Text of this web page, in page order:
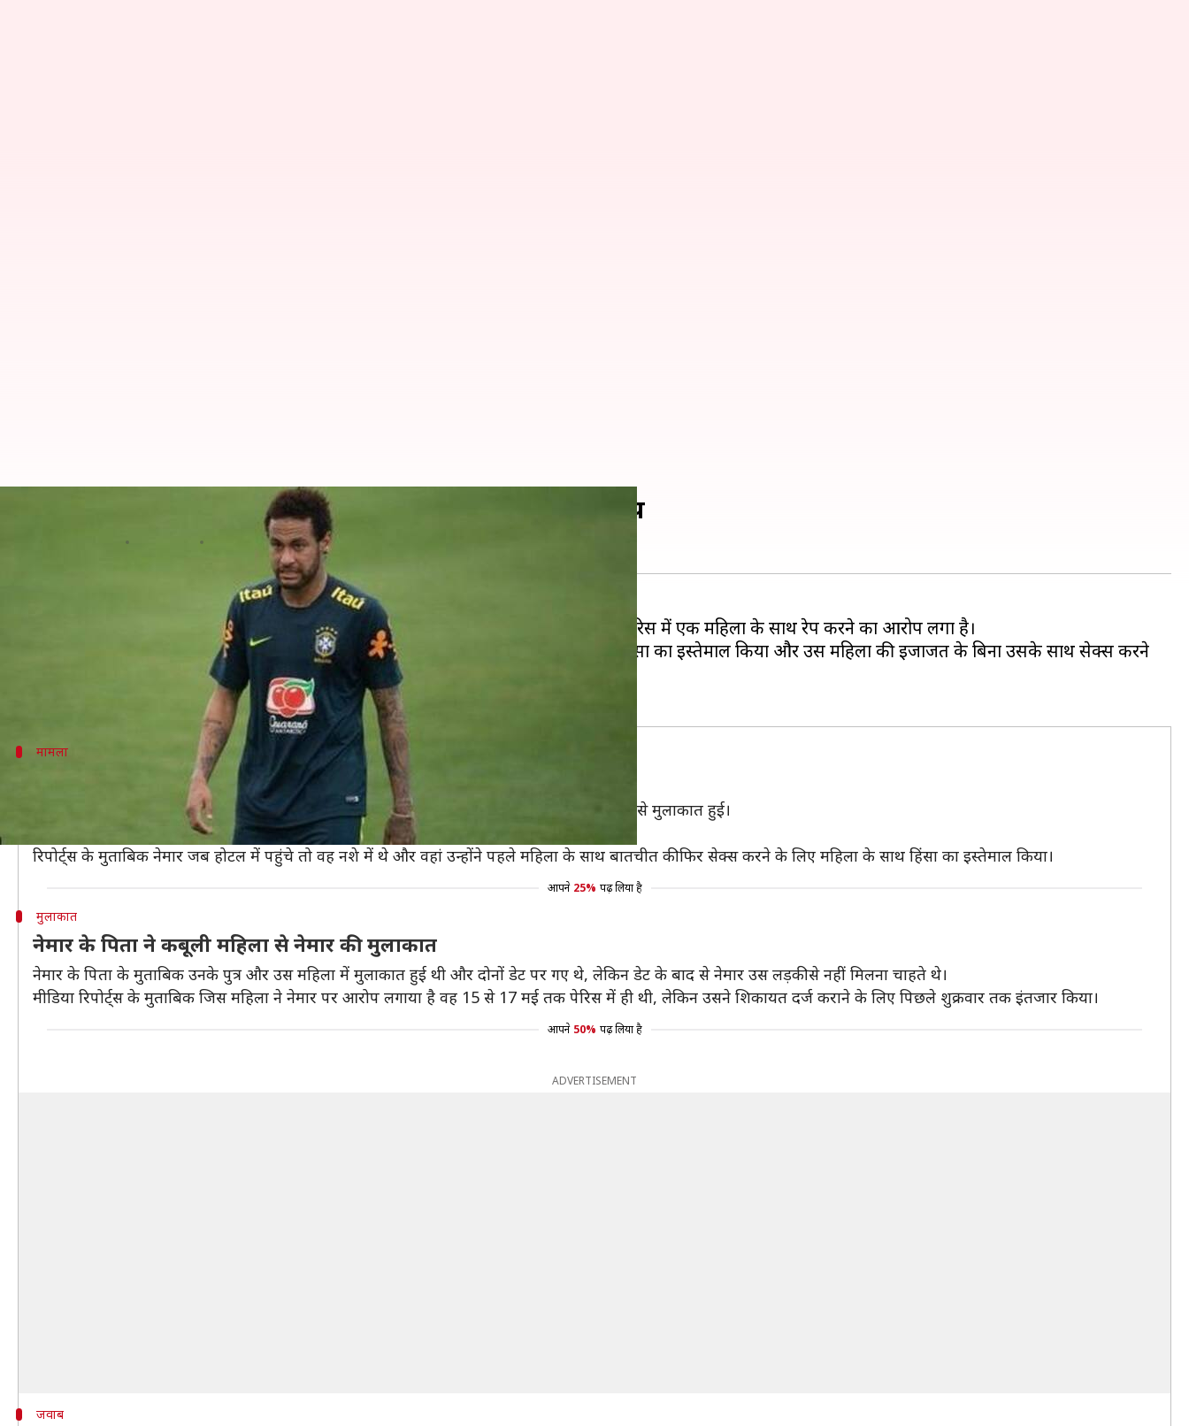
ब्राज़ीलियन स्टार नेमार पर लगा महिला के साथ रेप करने का आरोप
शनिवार को आई ब्राज़ीलियन मीडिया की रिपोर्ट्स के मुताबिक ब्राज़ील के स्टार फुटबॉलर नेमार पर पेरिस में एक महिला के साथ रेप करने का आरोप लगा है।
साओ पाउलो पुलिस के पास की गई शिकायत के मुताबिक नेमार ने एक महिला से सेक्स करने के हिंसा का इस्तेमाल किया और उस महिला की इजाजत के बिना उसके साथ सेक्स करने
मामला
इंस्टाग्राम पर हुई मुलाकात, होटल में बुलाकर की जबरदस्ती
पीड़ित महिला जिसकी पहचान उजागर नहीं हो सकी है ब्राज़ील में ही रहती है और इंस्टाग्राम पर उसकी नेमार से मुलाकात हुई।
महिला पिछले महीने पेरिस में थी और वहीं के एक होटल में नेमार ने उसे मिलने के लिए बुलाया था।
रिपोर्ट्स के मुताबिक नेमार जब होटल में पहुंचे तो वह नशे में थे और वहां उन्होंने पहले महिला के साथ बातचीत की फिर सेक्स करने के लिए महिला के साथ हिंसा का इस्तेमाल किया।
आपने 25% पढ़ लिया है
मुलाकात
नेमार के पिता ने कबूली महिला से नेमार की मुलाकात
नेमार के पिता के मुताबिक उनके पुत्र और उस महिला में मुलाकात हुई थी और दोनों डेट पर गए थे, लेकिन डेट के बाद से नेमार उस लड़की से नहीं मिलना चाहते थे।
मीडिया रिपोर्ट्स के मुताबिक जिस महिला ने नेमार पर आरोप लगाया है वह 15 से 17 मई तक पेरिस में ही थी, लेकिन उसने शिकायत दर्ज कराने के लिए पिछले शुक्रवार तक इंतजार किया।
आपने 50% पढ़ लिया है
ADVERTISEMENT
जवाब